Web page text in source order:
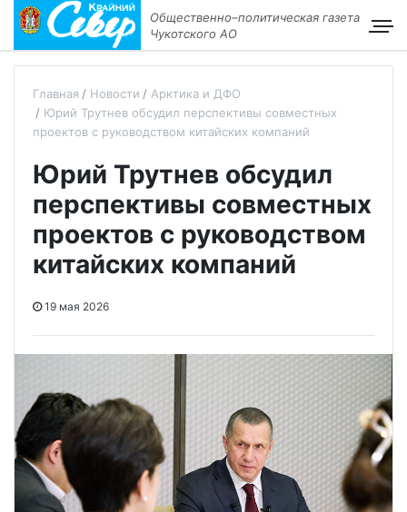
Общественно–политическая газета
Чукотского АО
Главная Новости
Арктика и ДФО
Юрий Трутнев обсудил перспективы совместных
проектов с руководством китайских компаний
Юрий Трутнев обсудил
перспективы совместных
проектов с руководством
китайских компаний
19 мая 2026